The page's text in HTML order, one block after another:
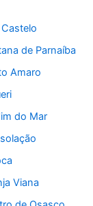
de Parnaíba
Amaro
do Mar
Viana